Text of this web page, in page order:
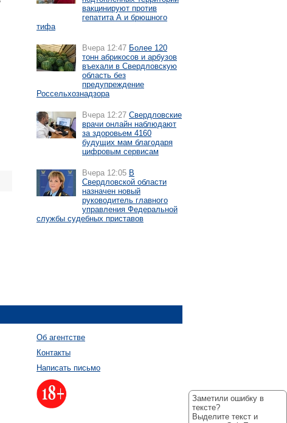
вакцинируют против
гепатита А и брюшного
тифа
Вчера 12:47 Более 120
тонн абрикосов и арбузов
въехали в Свердловскую
область без
предупреждение
Россельхознадзора
Вчера 12:27 Свердловские
врачи онлайн наблюдают
за здоровьем 4160
будущих мам благодаря
цифровым сервисам
Вчера 12:05 В
Свердловской области
назначен новый
руководитель главного
управления Федеральной
службы судебных приставов
Об агентстве
Контакты
Написать письмо
Заметили ошибку в
тексте?
Выделите текст и